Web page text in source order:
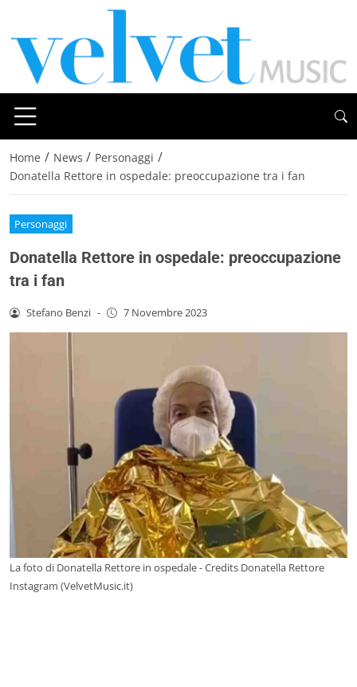
Home / News / Personaggi /
Donatella Rettore in ospedale: preoccupazione tra i fan
Personaggi
Donatella Rettore in ospedale: preoccupazione
tra i fan
Stefano Benzi - 7 Novembre 2023
La foto di Donatella Rettore in ospedale - Credits Donatella Rettore
Instagram (VelvetMusic.it)